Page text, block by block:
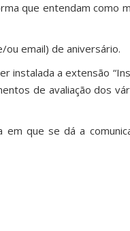
que entendam como
ou email) de aniversário.
a extensão
de avaliação dos
que se dá a